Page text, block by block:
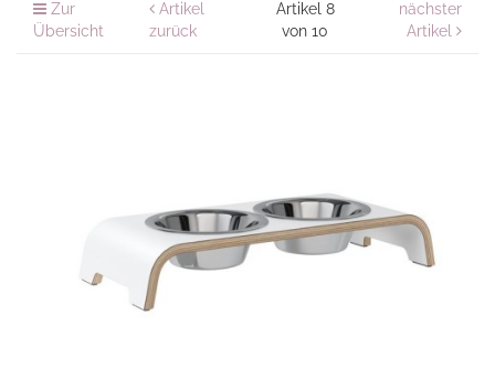
Zur
Übersicht
Artikel
zurück
Artikel 8
von 10
nächster
Artikel